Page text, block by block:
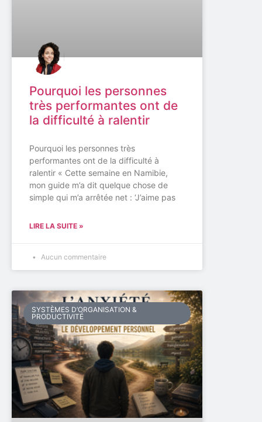
Pourquoi les personnes
très performantes ont de
la difficulté à ralentir
Pourquoi les personnes très
performantes ont de la difficulté à
ralentir « Cette semaine en Namibie,
mon guide m’a dit quelque chose de
simple qui m’a arrêtée net : ‘J’aime pas
LIRE LA SUITE »
Aucun commentaire
SYSTÈMES D’ORGANISATION &
PRODUCTIVITÉ